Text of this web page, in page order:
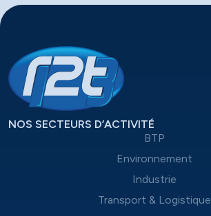
NOS SECTEURS D’ACTIVITÉ
BTP
Environnement
Industrie
Transport & Logistique